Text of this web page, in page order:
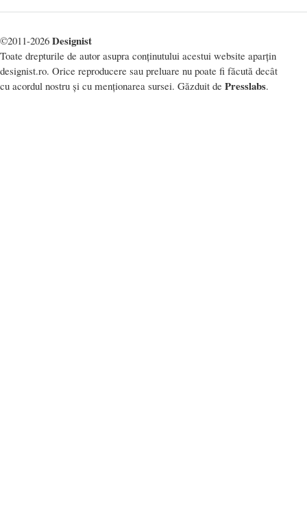
©2011-2026 Designist
Toate drepturile de autor asupra conținutului acestui website aparțin
designist.ro. Orice reproducere sau preluare nu poate fi făcută decât
cu acordul nostru și cu menționarea sursei. Găzduit de Presslabs.